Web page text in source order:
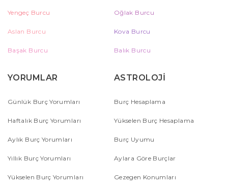
Yengeç Burcu Oğlak Burcu
Aslan Burcu Kova Burcu
Başak Burcu Balık Burcu
YORUMLAR
Günlük Burç Yorumları
Haftalık Burç Yorumları
Aylık Burç Yorumları
Yıllık Burç Yorumları
Yükselen Burç Yorumları
ASTROLOJİ
Burç Hesaplama
Yükselen Burç Hesaplama
Burç Uyumu
Aylara Göre Burçlar
Gezegen Konumları